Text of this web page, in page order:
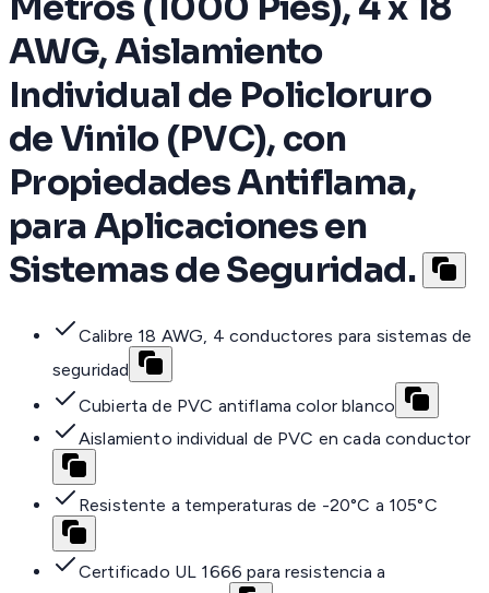
AWG, Aislamiento
Individual de Policloruro
de Vinilo (PVC), con
Propiedades Antiflama,
para Aplicaciones en
Sistemas de Seguridad.
Calibre 18 AWG, 4 conductores para sistemas de
seguridad
Cubierta de PVC antiflama color blanco
Aislamiento individual de PVC en cada conductor
Resistente a temperaturas de -20°C a 105°C
Certificado UL 1666 para resistencia a